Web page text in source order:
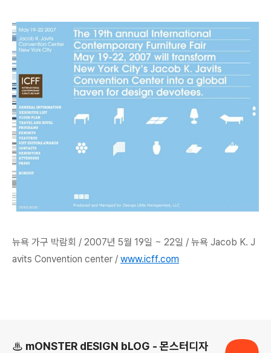
뉴욕 가구 박람회 / 2007년 5월 19일 ~ 22일 / 뉴욕 Jacob K. J
avits Convention center / www.icff.com
♨ mONSTER dESIGN bLOG - 몬스터디자